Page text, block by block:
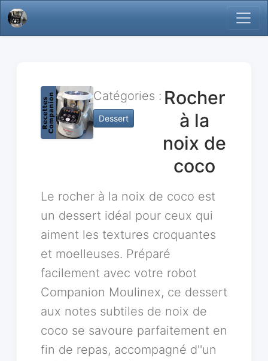
Catégories :
Dessert
Rocher
à la
noix de
coco
Le rocher à la noix de coco est
un dessert idéal pour ceux qui
aiment les textures croquantes
et moelleuses. Préparé
facilement avec votre robot
Companion Moulinex, ce dessert
aux notes subtiles de noix de
coco se savoure parfaitement en
fin de repas, accompagné d''un